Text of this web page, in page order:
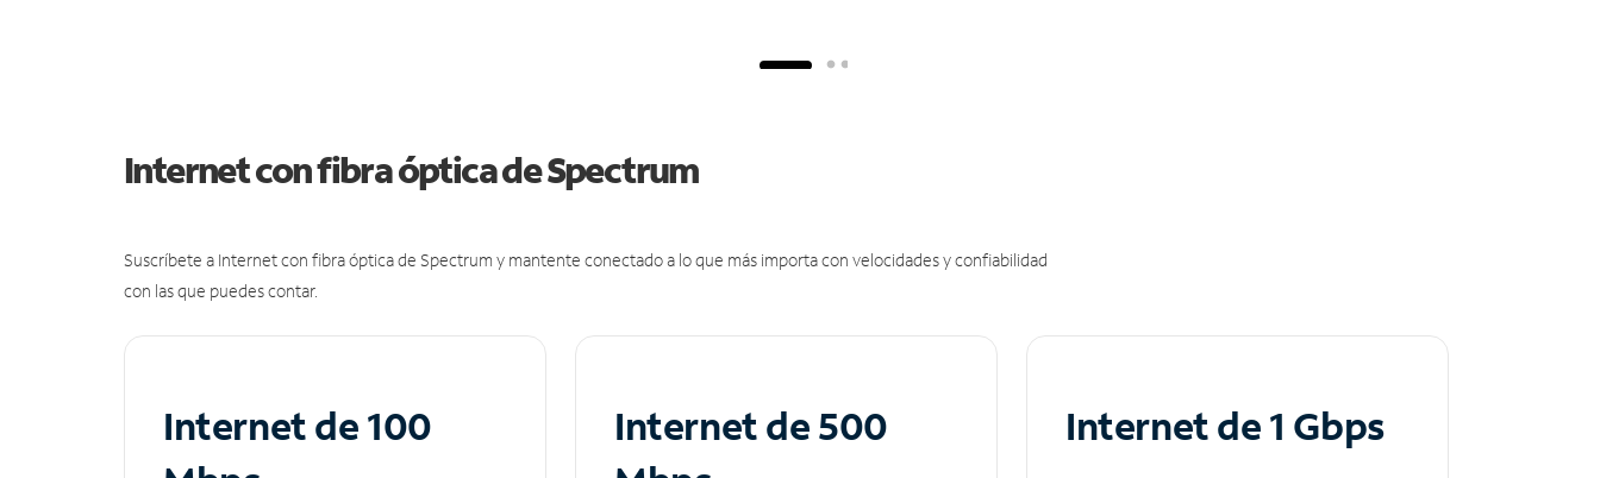
Internet con fibra óptica de Spectrum
Suscríbete a Internet con fibra óptica de Spectrum y mantente conectado a lo que más importa con velocidades y confiabilidad
con las que puedes contar.
Internet de 100
Internet de 500
Internet de 1 Gbps